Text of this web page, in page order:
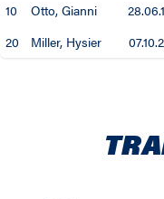
10
Otto, Gianni
20
Miller, Hysier